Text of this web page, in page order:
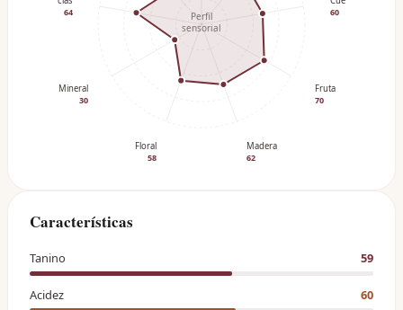
60
Fruta
70
Madera
62
Floral
58
Mineral
30
64
Perfil
sensorial
Características
Tanino 59
Acidez 60